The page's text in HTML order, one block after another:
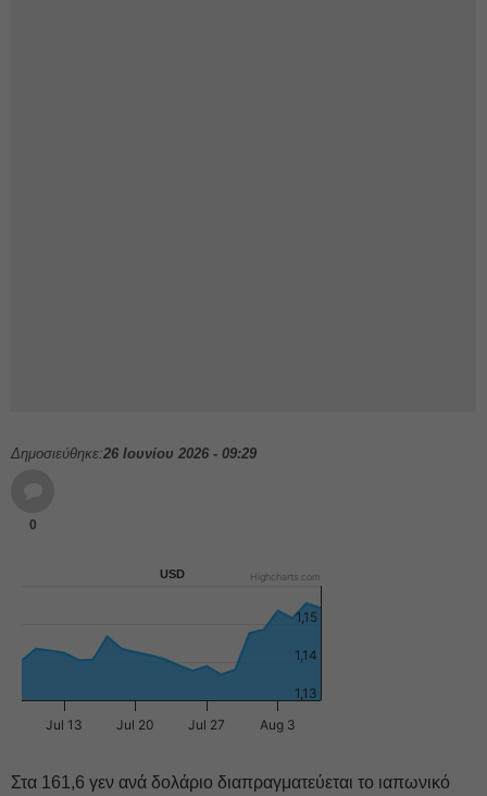
Δημοσιεύθηκε:26 Ιουνίου 2026 - 09:29
0
USD
Jul 13 Jul 20 Jul 27 Aug 3
1,13
1,14
1,15
Highcharts.com
Στα 161,6 γεν ανά δολάριο διαπραγματεύεται το ιαπωνικό